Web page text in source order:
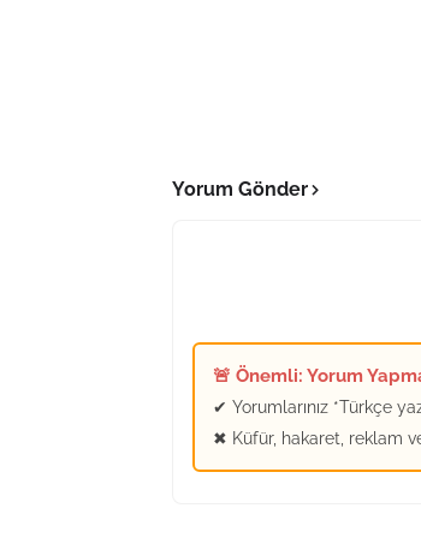
Yorum Gönder
🚨 Önemli: Yorum
✔ Yorumlarınız *Türkçe
✖ Küfür, hakaret, reklam